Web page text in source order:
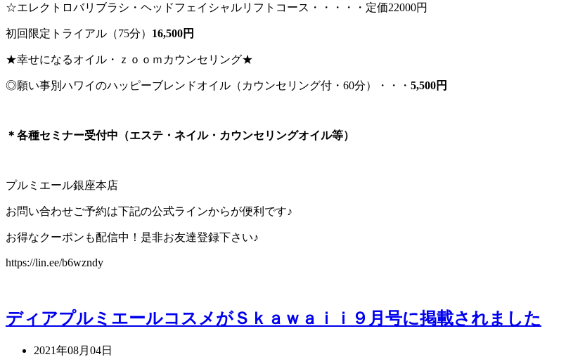
☆エレクトロバリブラシ・ヘッドフェイシャルリフトコース・・・・・定価22000円
初回限定トライアル（75分） 16,500円
★幸せになるオイル・ｚｏｏｍカウンセリング★
◎願い事別ハワイのハッピーブレンドオイル（カウンセリング付・60分）・・・ 5,500円
＊各種セミナー受付中（エステ・ネイル・カウンセリングオイル等）
プルミエール銀座本店
お問い合わせご予約は下記の公式ラインからが便利です♪
お得なクーポンも配信中！是非お友達登録下さい♪
https://lin.ee/b6wzndy
ディアプルミエールコスメがＳｋａｗａｉｉ９月号に掲載されました
2021年08月04日